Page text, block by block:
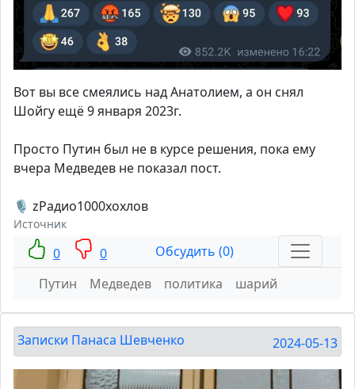
Вот вы все смеялись над Анатолием, а он снял
Шойгу ещё 9 января 2023г.
Просто Путин был не в курсе решения, пока ему
вчера Медведев не показал пост.
🎙 zРадио1000хохлов
Источник
0 0
Обсудить (0)
Путин
Медведев политика шарий
Записки Панаса Шевченко 2024-05-13